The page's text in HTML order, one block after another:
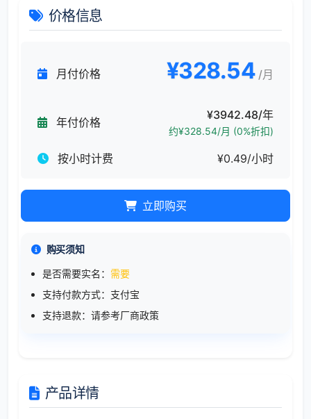
价格信息
月付价格 ¥328.54 /月
年付价格
¥3942.48/年
约¥328.54/月 (0%折扣)
按小时计费 ¥0.49/小时
立即购买
购买须知
是否需要实名： 需要
支持付款方式：支付宝
支持退款：请参考厂商政策
产品详情